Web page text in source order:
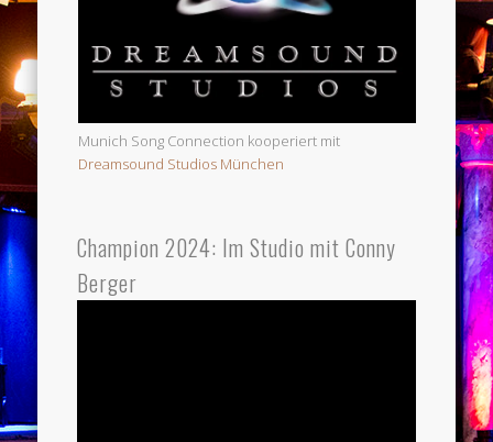
Munich Song Connection kooperiert mit
Dreamsound Studios München
Champion 2024: Im Studio mit Conny
Berger